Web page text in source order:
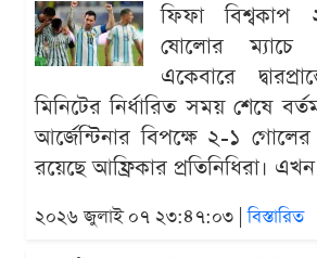
ফিফা
ষোলোর ম্যাচে
একেবারে
মিনিটের নির্ধারিত সময় শেষে
আর্জেন্টিনার বিপক্ষে ২-১
রয়েছে আফ্রিকার প্রতিনিধিরা।
২০২৬ জুলাই ০৭ ২৩:৪৭:০৩ |বিস্তারিত